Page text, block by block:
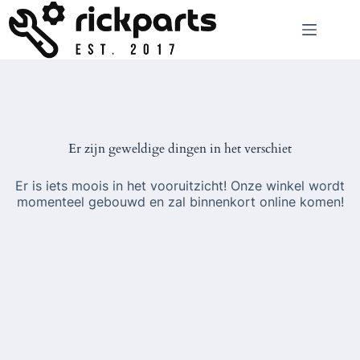
naar
de
inhoud
Er zijn geweldige dingen in het verschiet
Er is iets moois in het vooruitzicht! Onze winkel wordt
momenteel gebouwd en zal binnenkort online komen!